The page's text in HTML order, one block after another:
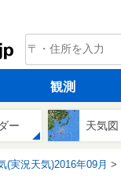
tenki.jp
観測
ー 天気図
(実況天気)2016年09月